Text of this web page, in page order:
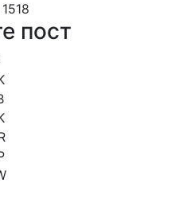
1518
пост